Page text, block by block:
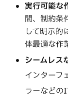
実行可能な
間、制約条
して明示的
体最適な作
シームレス
インターフ
ラーなどの